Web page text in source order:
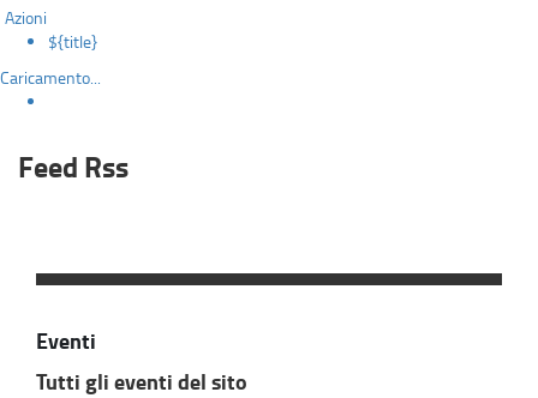
Azioni
${title}
Caricamento...
Feed Rss
Eventi
Tutti gli eventi del sito